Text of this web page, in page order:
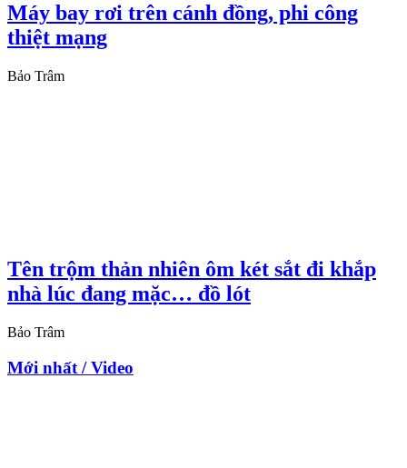
Máy bay rơi trên cánh đồng, phi công
thiệt mạng
Bảo Trâm
Tên trộm thản nhiên ôm két sắt đi khắp
nhà lúc đang mặc… đồ lót
Bảo Trâm
Mới nhất / Video